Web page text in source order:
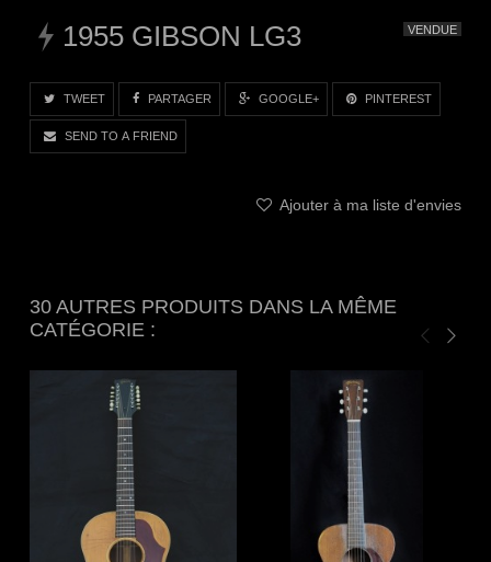
VENDUE
1955 GIBSON LG3
TWEET PARTAGER GOOGLE+ PINTEREST
SEND TO A FRIEND
Ajouter à ma liste d'envies
30 AUTRES PRODUITS DANS LA MÊME
CATÉGORIE :